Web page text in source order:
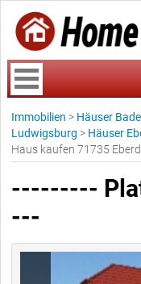
Immobilien > Häuser
Ludwigsburg > Häuser
Haus kaufen 71735
---------
---